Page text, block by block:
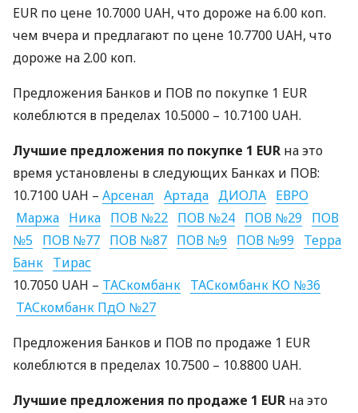
EUR по цене 10.7000 UAH, что дороже на 6.00 коп.
чем вчера и предлагают по цене 10.7700 UAH, что
дороже на 2.00 коп.
Предложения Банков и ПОВ по покупке 1 EUR
колеблются в пределах 10.5000 – 10.7100 UAH.
Лучшие предложения по покупке 1 EUR на это
время установлены в следующих Банках и ПОВ:
10.7100 UAH – Арсенал Артада ДИОЛА ЕВРО
Маржа Ника ПОВ №22 ПОВ №24 ПОВ №29
ПОВ
№5 ПОВ №77 ПОВ №87 ПОВ №9 ПОВ №99
Терра
Банк Тирас
10.7050 UAH – ТАСкомбанк ТАСкомбанк КО №36
ТАСкомбанк ПдО №27
Предложения Банков и ПОВ по продаже 1 EUR
колеблются в пределах 10.7500 – 10.8800 UAH.
Лучшие предложения по продаже 1 EUR на это